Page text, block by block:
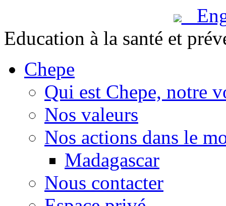
Education à la santé et
Chepe
Qui est Chepe, notre
Nos valeurs
Nos actions dans le
Madagascar
Nous contacter